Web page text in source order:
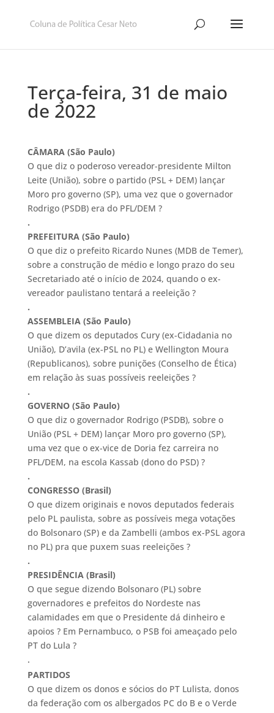
Terça-feira, 31 de maio
de 2022
CÂMARA (São Paulo)
O que diz o poderoso vereador-presidente Milton
Leite (União), sobre o partido (PSL + DEM) lançar
Moro pro governo (SP), uma vez que o governador
Rodrigo (PSDB) era do PFL/DEM ?
.
PREFEITURA (São Paulo)
O que diz o prefeito Ricardo Nunes (MDB de Temer),
sobre a construção de médio e longo prazo do seu
Secretariado até o início de 2024, quando o ex-
vereador paulistano tentará a reeleição ?
.
ASSEMBLEIA (São Paulo)
O que dizem os deputados Cury (ex-Cidadania no
União), D’avila (ex-PSL no PL) e Wellington Moura
(Republicanos), sobre punições (Conselho de Ética)
em relação às suas possíveis reeleições ?
.
GOVERNO (São Paulo)
O que diz o governador Rodrigo (PSDB), sobre o
União (PSL + DEM) lançar Moro pro governo (SP),
uma vez que o ex-vice de Doria fez carreira no
PFL/DEM, na escola Kassab (dono do PSD) ?
.
CONGRESSO (Brasil)
O que dizem originais e novos deputados federais
pelo PL paulista, sobre as possíveis mega votações
do Bolsonaro (SP) e da Zambelli (ambos ex-PSL agora
no PL) pra que puxem suas reeleições ?
.
PRESIDÊNCIA (Brasil)
O que segue dizendo Bolsonaro (PL) sobre
governadores e prefeitos do Nordeste nas
calamidades em que o Presidente dá dinheiro e
apoios ? Em Pernambuco, o PSB foi ameaçado pelo
PT do Lula ?
.
PARTIDOS
O que dizem os donos e sócios do PT Lulista, donos
da federação com os albergados PC do B e o Verde